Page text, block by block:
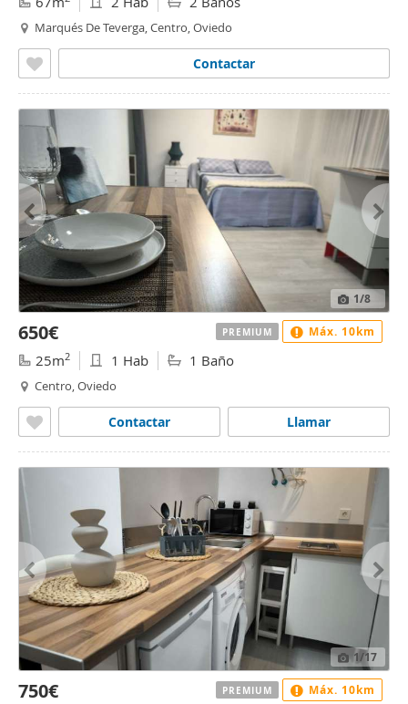
Marqués De Teverga, Centro, Oviedo
Contactar
1/8
650€
25m2 1 Hab 1 Baño
Centro, Oviedo
Llamar
Contactar
PREMIUM Máx. 10km
1/17
750€ PREMIUM Máx. 10km